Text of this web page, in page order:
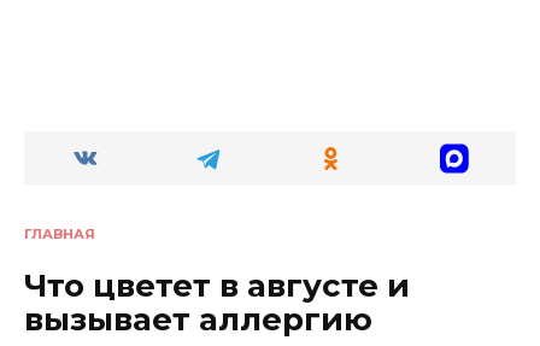
ГЛАВНАЯ
Что цветет в августе и
вызывает аллергию